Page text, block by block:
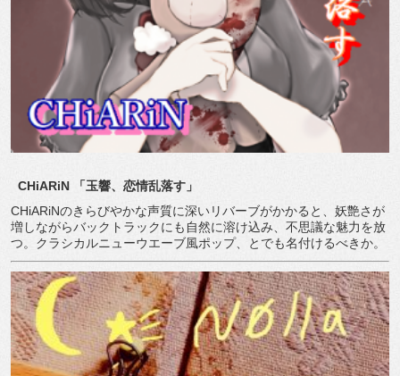
CHiARiN
「玉響、恋情乱落す」
CHiARiNのきらびやかな声質に深いリバーブがかかると、妖艶さが
増しながらバックトラックにも自然に溶け込み、不思議な魅力を放
つ。クラシカルニューウエーブ風ポップ、とでも名付けるべきか。